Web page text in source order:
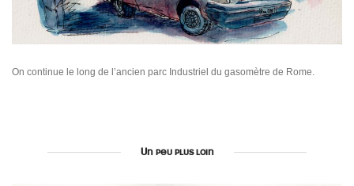
On continue le long de l’ancien parc Industriel du gasomètre de Rome.
Un peu plus loin